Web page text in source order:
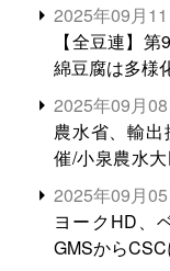
2025年09月11
【全豆連】
綿豆腐は多様
2025年09月08
農水省、輸
催/小泉農水
る。米増産に
2025年09月05
ヨークHD、
GMSから